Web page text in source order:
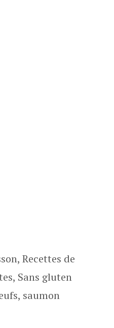
, Recettes de
, Sans gluten
, saumon